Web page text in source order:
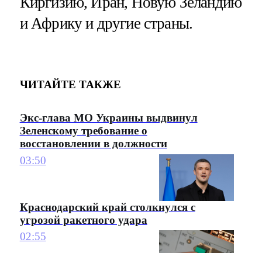
и Африку и другие страны.
ЧИТАЙТЕ ТАКЖЕ
Экс-глава МО Украины выдвинул
Зеленскому требование о
восстановлении в должности
03:50
Краснодарский край столкнулся с
угрозой ракетного удара
02:55